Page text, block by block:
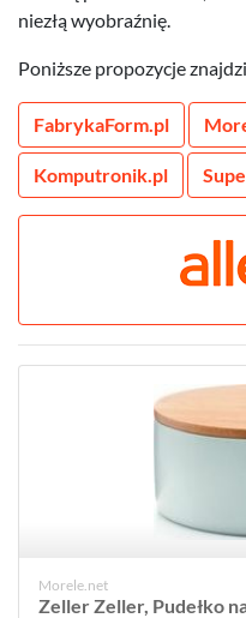
niezłą wyobraźnię.
Poniższe propozycje
FabrykaForm.pl
Komputronik.pl
Morele.net
Zeller Zeller, Pudełko